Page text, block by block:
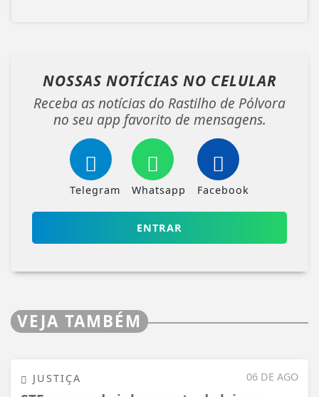
NOSSAS NOTÍCIAS NO CELULAR
Receba as notícias do Rastilho de Pólvora
no seu app favorito de mensagens.
Telegram Whatsapp Facebook
ENTRAR
VEJA TAMBÉM
06 DE AGO
JUSTIÇA